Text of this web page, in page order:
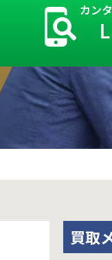
カン
買取